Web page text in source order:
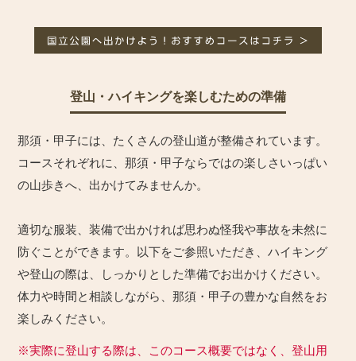
登山・ハイキングを楽しむための準備
那須・甲子には、たくさんの登山道が整備されています。
コースそれぞれに、那須・甲子ならではの楽しさいっぱい
の山歩きへ、出かけてみませんか。
適切な服装、装備で出かければ思わぬ怪我や事故を未然に
防ぐことができます。以下をご参照いただき、ハイキング
や登山の際は、しっかりとした準備でお出かけください。
体力や時間と相談しながら、那須・甲子の豊かな自然をお
楽しみください。
※実際に登山する際は、このコース概要ではなく、登山用